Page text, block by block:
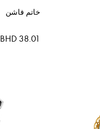
خاتم فاشن
BHD 38.01